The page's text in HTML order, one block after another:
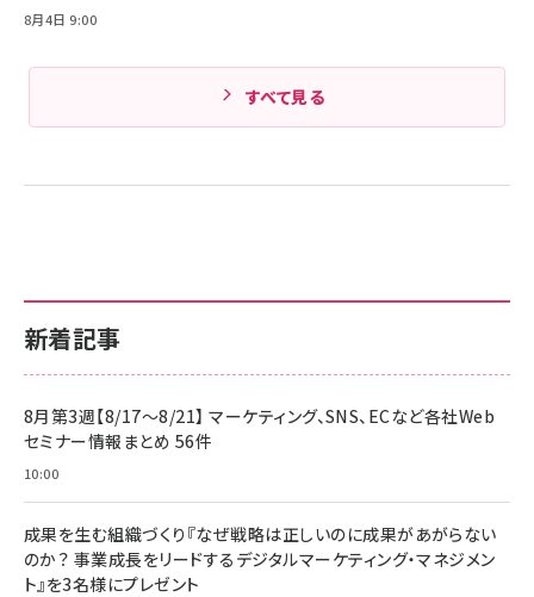
新着記事
8月第3週【8/17～8/21】 マーケティング、SNS、ECなど各社Web
セミナー情報まとめ 56件
10:00
成果を生む組織づくり『なぜ戦略は正しいのに成果があがらない
のか？ 事業成長をリードするデジタルマーケティング・マネジメン
ト』を3名様にプレゼント
8月4日 9:00
すべて見る